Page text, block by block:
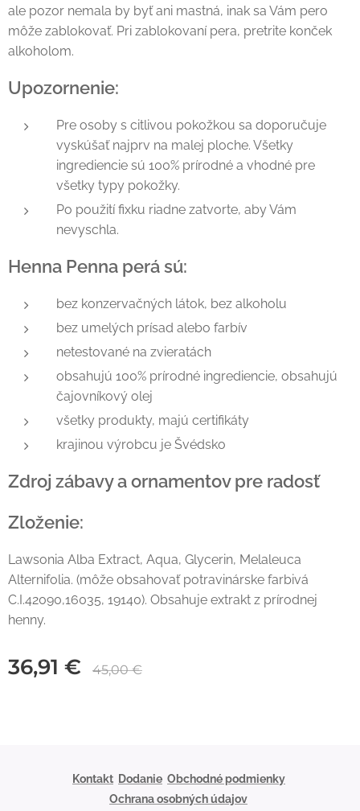
ale pozor nemala by byť ani mastná, inak sa Vám pero
môže zablokovať. Pri zablokovaní pera, pretrite konček
alkoholom.
Upozornenie:
Pre osoby s citlivou pokožkou sa doporučuje
vyskúšať najprv na malej ploche. Všetky
ingrediencie sú 100% prírodné a vhodné pre
všetky typy pokožky.
Po použití fixku riadne zatvorte, aby Vám
nevyschla.
Henna Penna perá sú:
bez konzervačných látok, bez alkoholu
bez umelých prísad alebo farbív
netestované na zvieratách
obsahujú 100% prírodné ingrediencie, obsahujú
čajovníkový olej
všetky produkty, majú certifikáty
krajinou výrobcu je Švédsko
Zdroj zábavy a ornamentov pre radosť
Zloženie:
Lawsonia Alba Extract, Aqua, Glycerin, Melaleuca
Alternifolia. (môže obsahovať potravinárske farbivá
C.I.42090,16035, 19140). Obsahuje extrakt z prírodnej
henny.
36,91 € 45,00€
Kontakt Dodanie Obchodné podmienky
Ochrana osobných údajov